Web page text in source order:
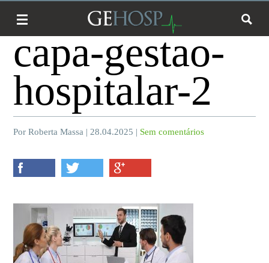
capa-gestao-
hospitalar-2
Por Roberta Massa | 28.04.2025 | Sem comentários